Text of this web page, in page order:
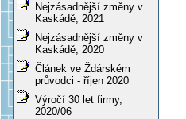
Nejzásadnější změny v
Kaskádě, 2021
Nejzásadnější změny v
Kaskádě, 2020
Článek ve Ždárském
průvodci - říjen 2020
Výročí 30 let firmy,
2020/06